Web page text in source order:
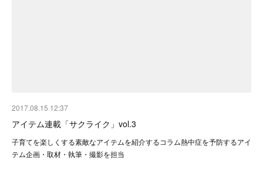
2017.08.15 12:37
アイテム連載「サクライク」vol.3
子育てを楽しくする素敵なアイテムを紹介するコラム熱中症を予防するアイ
テム企画・取材・執筆・撮影を担当